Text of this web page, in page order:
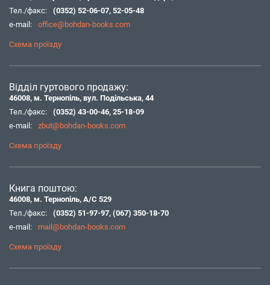
Тел./факс:
(0352) 52-06-07, 52-05-48
e-mail:
office@bohdan-books.com
Схема проїзду
Відділ гуртового продажу:
46008, м. Тернопіль, вул. Подільська, 44
Тел./факс:
(0352) 43-00-46, 25-18-09
e-mail:
zbut@bohdan-books.com
Схема проїзду
Книга поштою:
46008, м. Тернопіль, А/С 529
Тел./факс:
(0352) 51-97-97, (067) 350-18-70
e-mail:
mail@bohdan-books.com
Схема проїзду